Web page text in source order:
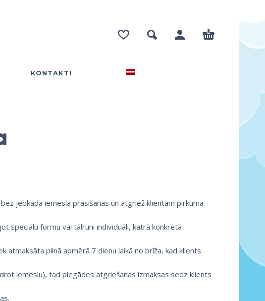
KONTAKTI
jebkāda iemesla prasīšanas un atgriež klientam pirkuma
speciālu formu vai tālruni individuāli, katrā konkrētā
atmaksāta pilnā apmērā 7 dienu laikā no brīža, kad klients
iemeslu), tad piegādes atgriešanas izmaksas sedz klients